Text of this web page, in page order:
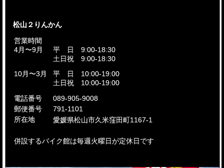
松山２りんかん
営業時間
4月〜9月
平 日 9:00-18:30
土日祝 9:00-18:30
10月〜3月
平 日 10:00-19:00
土日祝 10:00-19:00
電話番号
089-905-9008
郵便番号
791-1101
所在地
愛媛県松山市久米窪田町1167-1
併設するバイク館は毎週火曜日が定休日です